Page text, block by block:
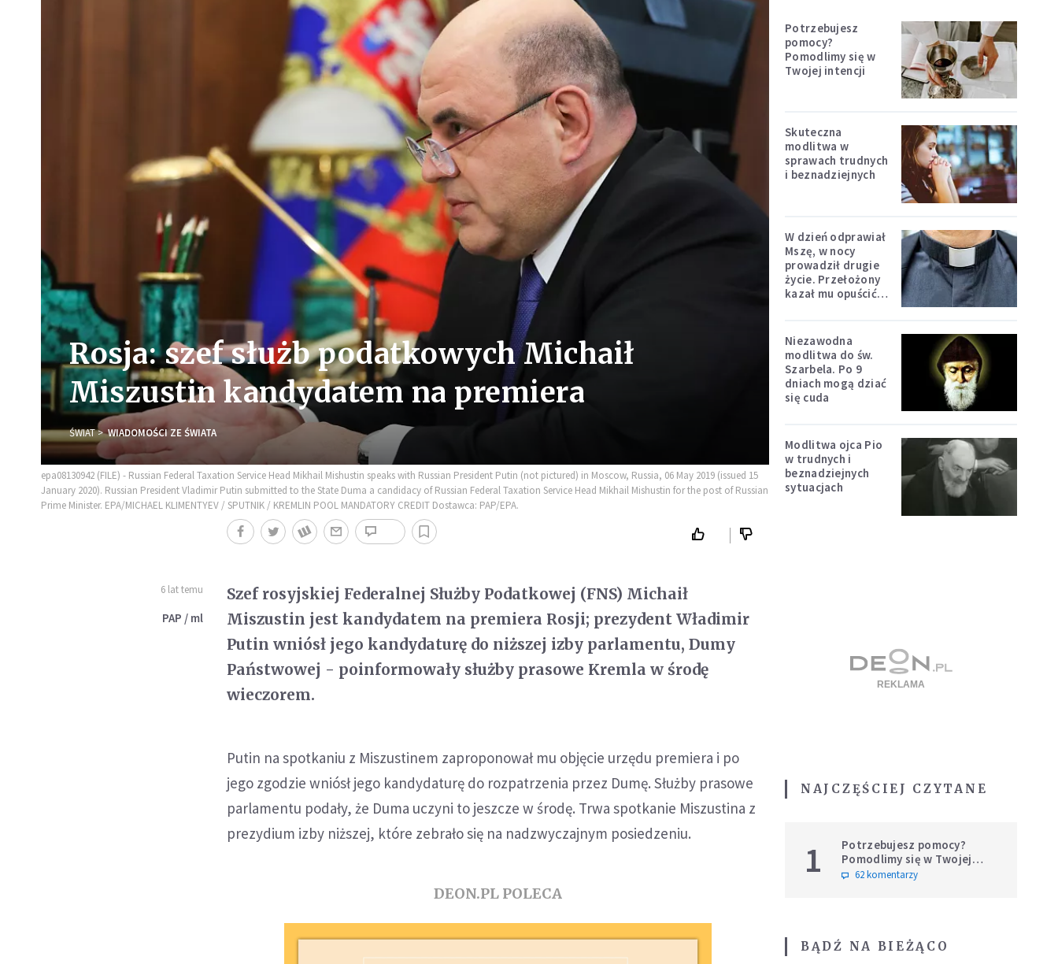
Rosja: szef służb podatkowych Michaił
Miszustin kandydatem na premiera
ŚWIAT WIADOMOŚCI ZE ŚWIATA
epa08130942 (FILE) - Russian Federal Taxation Service Head Mikhail Mishustin speaks with Russian President Putin (not pictured) in Moscow, Russia, 06 May 2019 (issued 15
January 2020). Russian President Vladimir Putin submitted to the State Duma a candidacy of Russian Federal Taxation Service Head Mikhail Mishustin for the post of Russian
Prime Minister. EPA/MICHAEL KLIMENTYEV / SPUTNIK / KREMLIN POOL MANDATORY CREDIT Dostawca: PAP/EPA.
6 lat temu
PAP / ml
Szef rosyjskiej Federalnej Służby Podatkowej (FNS) Michaił
Miszustin jest kandydatem na premiera Rosji; prezydent Władimir
Putin wniósł jego kandydaturę do niższej izby parlamentu, Dumy
Państwowej - poinformowały służby prasowe Kremla w środę
wieczorem.
Putin na spotkaniu z Miszustinem zaproponował mu objęcie urzędu premiera i po
jego zgodzie wniósł jego kandydaturę do rozpatrzenia przez Dumę. Służby prasowe
parlamentu podały, że Duma uczyni to jeszcze w środę. Trwa spotkanie Miszustina z
prezydium izby niższej, które zebrało się na nadzwyczajnym posiedzeniu.
DEON.PL POLECA
Potrzebujesz
pomocy?
Pomodlimy się w
Twojej intencji
Skuteczna
modlitwa w
sprawach trudnych
i beznadziejnych
W dzień odprawiał
Mszę, w nocy
prowadził drugie
życie. Przełożony
kazał mu opuścić
Niezawodna
modlitwa do św.
Szarbela. Po 9
dniach mogą dziać
się cuda
Modlitwa ojca Pio
w trudnych i
beznadziejnych
sytuacjach
NAJCZĘŚCIEJ CZYTANE
1
Potrzebujesz pomocy?
Pomodlimy się w Twojej
intencji
62 komentarzy
BĄDŹ NA BIEŻĄCO